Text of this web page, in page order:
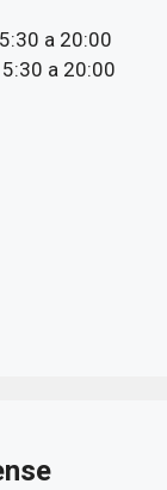
a 20:00
a 20:00